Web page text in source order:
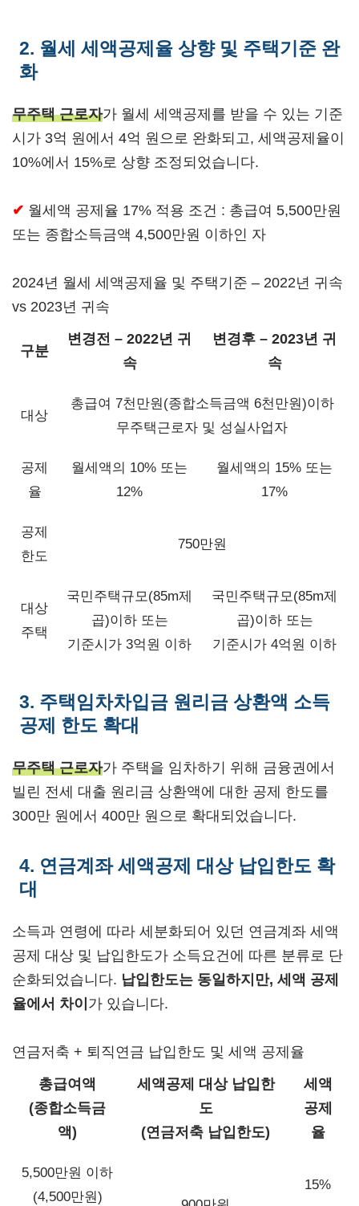
2. 월세 세액공제율 상향 및 주택기준 완
화
무주택 근로자가 월세 세액공제를 받을 수 있는 기준
시가 3억 원에서 4억 원으로 완화되고, 세액공제율이
10%에서 15%로 상향 조정되었습니다.
✔ 월세액 공제율 17% 적용 조건 : 총급여 5,500만원
또는 종합소득금액 4,500만원 이하인 자
2024년 월세 세액공제율 및 주택기준 – 2022년 귀속
vs 2023년 귀속
구분
변경전 – 2022년 귀
속
변경후 – 2023년 귀
속
대상
총급여 7천만원(종합소득금액 6천만원)이하
무주택근로자 및 성실사업자
공제
율
월세액의 10% 또는
12%
월세액의 15% 또는
17%
공제
한도
750만원
대상
주택
국민주택규모(85m제
곱)이하 또는
기준시가 3억원 이하
국민주택규모(85m제
곱)이하 또는
기준시가 4억원 이하
3. 주택임차차입금 원리금 상환액 소득
공제 한도 확대
무주택 근로자가 주택을 임차하기 위해 금융권에서
빌린 전세 대출 원리금 상환액에 대한 공제 한도를
300만 원에서 400만 원으로 확대되었습니다.
4. 연금계좌 세액공제 대상 납입한도 확
대
소득과 연령에 따라 세분화되어 있던 연금계좌 세액
공제 대상 및 납입한도가 소득요건에 따른 분류로 단
순화되었습니다. 납입한도는 동일하지만, 세액 공제
율에서 차이 가 있습니다.
연금저축 + 퇴직연금 납입한도 및 세액 공제율
총급여액
(종합소득금
액)
세액공제 대상 납입한
도
(연금저축 납입한도)
세액
공제
율
5,500만원 이하
(4,500만원)
15%